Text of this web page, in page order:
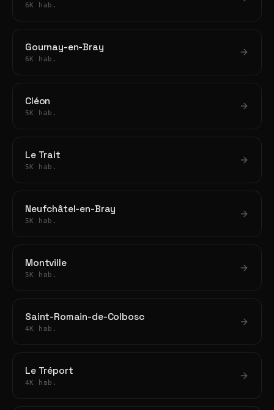
6K hab.
Gournay-en-Bray
6K hab.
Cléon
5K hab.
Le Trait
5K hab.
Neufchâtel-en-Bray
5K hab.
Montville
5K hab.
Saint-Romain-de-Colbosc
4K hab.
Le Tréport
4K hab.